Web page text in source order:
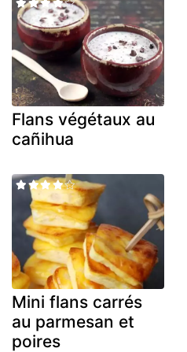
Flans végétaux au
cañihua
Mini flans carrés
au parmesan et
poires